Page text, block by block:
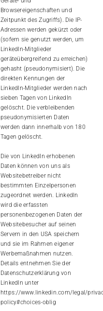
Browsereigenschaften und
Zeitpunkt des Zugriffs). Die IP-
Adressen werden gekürzt oder
(sofern sie genutzt werden, um
LinkedIn-Mitglieder
geräteübergreifend zu erreichen)
gehasht (pseudonymisiert). Die
direkten Kennungen der
LinkedIn-Mitglieder werden nach
sieben Tagen von LinkedIn
gelöscht. Die verbleibenden
pseudonymisierten Daten
werden dann innerhalb von 180
Tagen gelöscht.
Die von LinkedIn erhobenen
Daten können von uns als
Websitebetreiber nicht
bestimmten Einzelpersonen
zugeordnet werden. LinkedIn
wird die erfassten
personenbezogenen Daten der
Websitebesucher auf seinen
Servern in den USA speichern
und sie im Rahmen eigener
Werbemaßnahmen nutzen.
Details entnehmen Sie der
Datenschutzerklärung von
LinkedIn unter
https://www.linkedin.com/legal/
policy#choices-oblig